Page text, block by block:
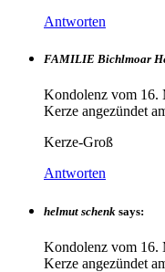
Antworten
FAMILIE Bichlmoar
Kondolenz vom 16.
Kerze angezündet
Kerze-Groß
Antworten
helmut schenk says:
Kondolenz vom 16.
Kerze angezündet